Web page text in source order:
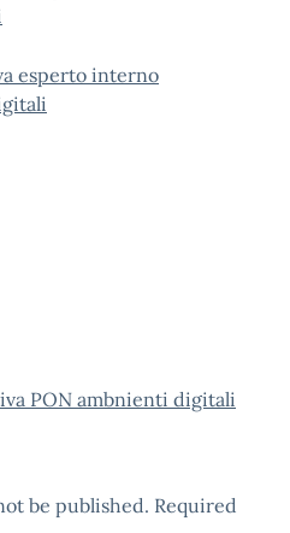
esperto interno
PON ambnienti digitali
be published. Required